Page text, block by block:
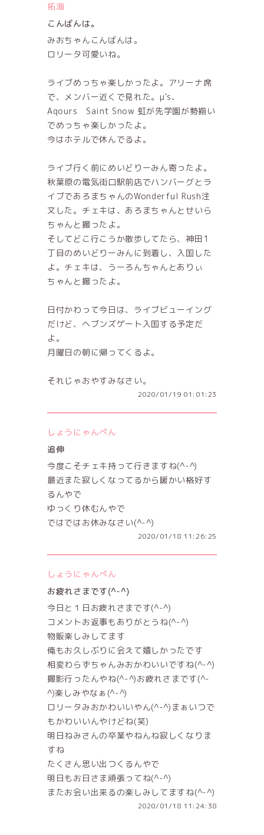
拓海
こんばんは。
みおちゃんこんばんは。
ロリータ可愛いね。
ライブめっちゃ楽しかったよ。アリーナ席
で、メンバー近くで見れた。μ's、
Aqours Saint Snow 虹が先学園が勢揃い
でめっちゃ楽しかったよ。
今はホテルで休んでるよ。
ライブ行く前にめいどりーみん寄ったよ。
秋葉原の電気街口駅前店でハンバーグとラ
イブであろまちゃんのWonderful Rush注
文した。チェキは、あろまちゃんとせいら
ちゃんと撮ったよ。
そしてどこ行こうか散歩してたら、神田1
丁目のめいどりーみんに到着し、入国した
よ。チェキは、うーろんちゃんとありぃ
ちゃんと撮ったよ。
日付かわって今日は、ライブビューイング
だけど、ヘブンズゲート入国する予定だ
よ。
月曜日の朝に帰ってくるよ。
それじゃおやすみなさい。
2020/01/19 01:01:23
しょうにゃんぺん
追伸
今度こそチェキ持って行きますね(^-^)
最近また寂しくなってるから暖かい格好す
るんやで
ゆっくり休むんやで
ではではお休みなさい(^-^)
2020/01/18 11:26:25
しょうにゃんぺん
お疲れさまです(^-^)
今日と１日お疲れさまです(^-^)
コメントお返事もありがとうね(^-^)
物販楽しみしてます
俺もお久しぶりに会えて嬉しかったです
相変わらずちゃんみおかわいいですね(^-^)
撮影行ったんやね(^-^)お疲れさまです(^-
^)楽しみやなぁ(^-^)
ロリータみおかわいいやん(^-^)まぁいつで
もかわいいんやけどね(笑)
明日ねみさんの卒業やねんね寂しくなりま
すね
たくさん思い出つくるんやで
明日もお日さま頑張ってね(^-^)
またお会い出来るの楽しみしてますね(^-^)
2020/01/18 11:24:38